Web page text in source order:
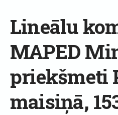
Lineālu
MAPED
priekšmeti
maisiņā,